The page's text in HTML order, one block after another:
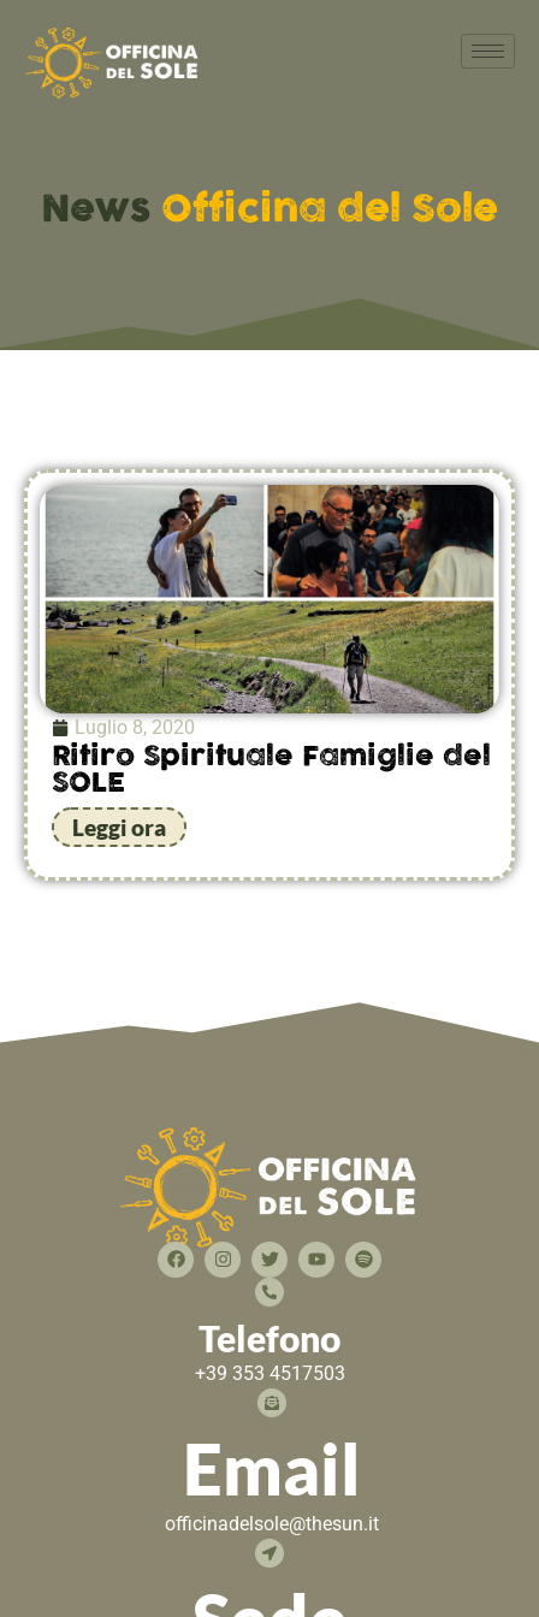
News Officina del Sole
Luglio 8, 2020
Ritiro Spirituale Famiglie del
SOLE
Leggi ora
Telefono
+39 353 4517503
Email
officinadelsole@thesun.it